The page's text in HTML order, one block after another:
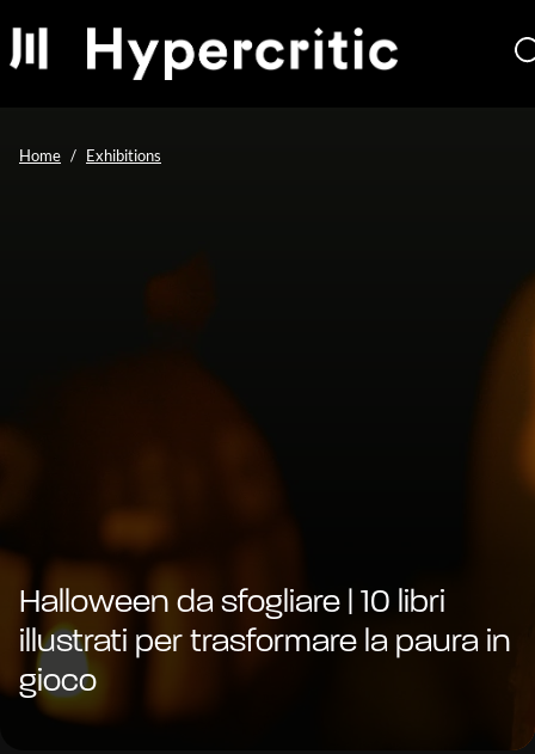
Home Exhibitions
Halloween da sfogliare | 10 libri
illustrati per trasformare la paura in
gioco